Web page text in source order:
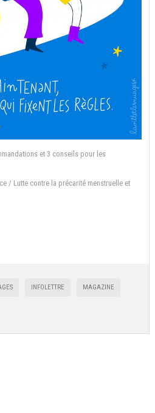
et 3 conseils pour les
/ Lutte contre la précarité menstruelle et
INFOLETTRE MAGAZINE